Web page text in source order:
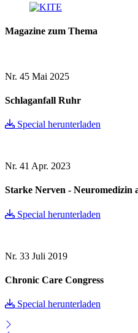
Magazine zum Thema
Nr. 45 Mai 2025
Schlaganfall Ruhr
Special herunterladen
Nr. 41 Apr. 2023
Starke Nerven - Neuromedizin
Special herunterladen
Nr. 33 Juli 2019
Chronic Care Congress
Special herunterladen